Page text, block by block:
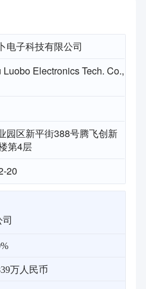
电子科技有限公司
Luobo Electronics Tech. Co.,
园区新平街388号腾飞创新
第4层
20
万人民币